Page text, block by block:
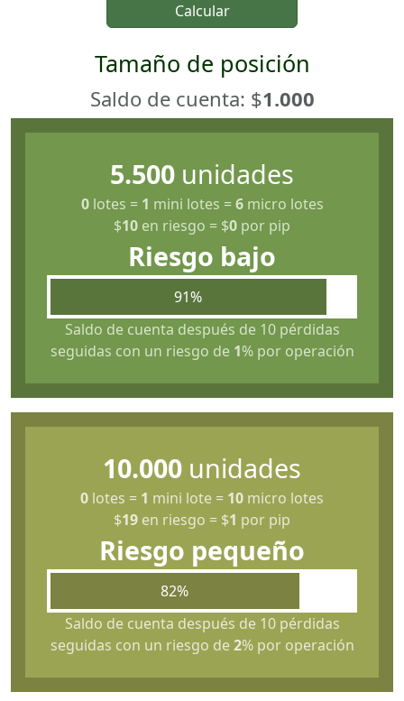
Calcular
Tamaño de posición
Saldo de cuenta: $1.000
5.500 unidades
0lotes = 1 mini lotes =6micro lotes
$10 en riesgo = $0 por pip
Riesgo bajo
91%
Saldo de cuenta después de 10 pérdidas
seguidas con un riesgo de 1% por operación
10.000 unidades
0 lotes = 1 mini lote = 10 micro lotes
$19 en riesgo = $1 por pip
Riesgo pequeño
82%
Saldo de cuenta después de 10 pérdidas
seguidas con un riesgo de2% por operación